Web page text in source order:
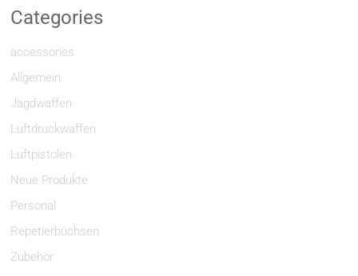
Categories
accessories
Allgemein
Jagdwaffen
Luftdruckwaffen
Luftpistolen
Neue Produkte
Personal
Repetierbüchsen
Zubehör